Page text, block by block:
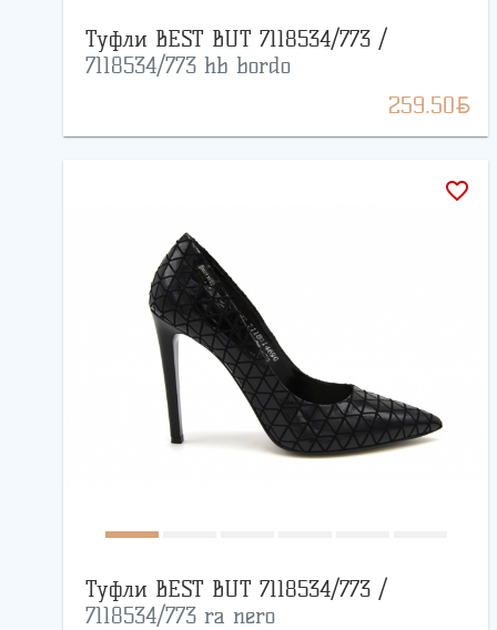
Туфли BEST BUT 7118534/773 /
7118534/773 hb bordo
259.50BYN
favorite_border
Туфли BEST BUT 7118534/773 /
7118534/773 ra nero